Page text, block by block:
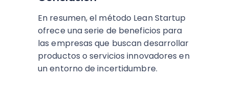
En resumen, el método Lean Startup
ofrece una serie de beneficios para
las empresas que buscan desarrollar
productos o servicios innovadores en
un entorno de incertidumbre.